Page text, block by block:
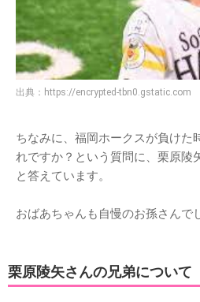
出典： https://encrypted-tbn0.gstatic.com
ちなみに、福岡ホークスが負けた
れですか？という質問に、栗原陵
と答えています。
おばあちゃんも自慢のお孫さんで
栗原陵矢さんの兄弟について